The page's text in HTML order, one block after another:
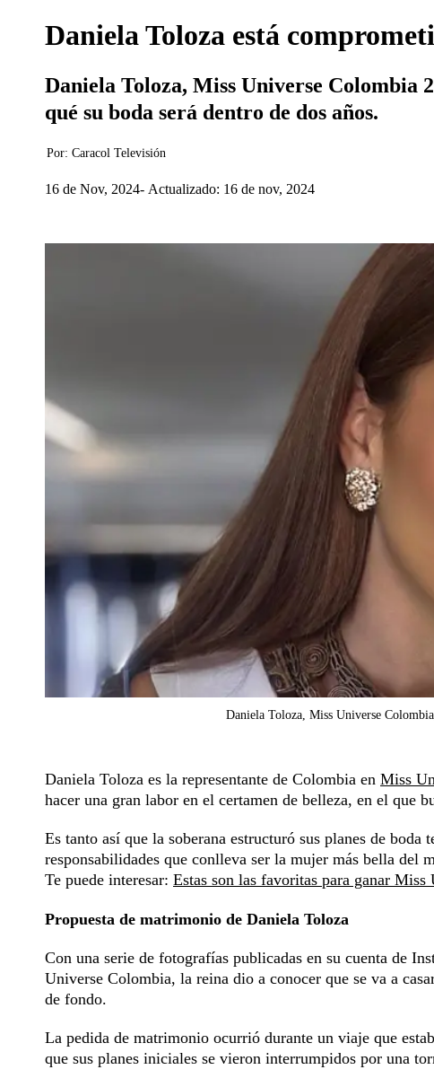
Daniela Toloza está
Daniela Toloza, Miss Universe Colombia
qué su boda será dentro de dos años.
Por: Caracol Televisión
16 de Nov, 2024 Actualizado: 16 de nov, 2024
Daniela Toloza, Miss Universe
Daniela Toloza es la representante de Colombia en Miss
hacer una gran labor en el certamen de belleza, en el que
Es tanto así que la soberana estructuró sus planes de
responsabilidades que conlleva ser la mujer más bella del
Te puede interesar: Estas son las favoritas para ganar
Propuesta de matrimonio de Daniela Toloza
Con una serie de fotografías publicadas en su cuenta de
Universe Colombia, la reina dio a conocer que se va a
de fondo.
La pedida de matrimonio ocurrió durante un viaje que
que sus planes iniciales se vieron interrumpidos por una